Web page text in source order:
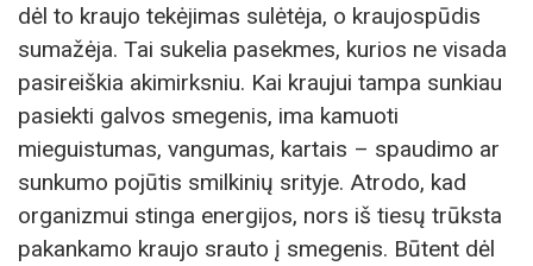
dėl to kraujo tekėjimas sulėtėja, o kraujospūdis
sumažėja. Tai sukelia pasekmes, kurios ne visada
pasireiškia akimirksniu. Kai kraujui tampa sunkiau
pasiekti galvos smegenis, ima kamuoti
mieguistumas, vangumas, kartais – spaudimo ar
sunkumo pojūtis smilkinių srityje. Atrodo, kad
organizmui stinga energijos, nors iš tiesų trūksta
pakankamo kraujo srauto į smegenis. Būtent dėl